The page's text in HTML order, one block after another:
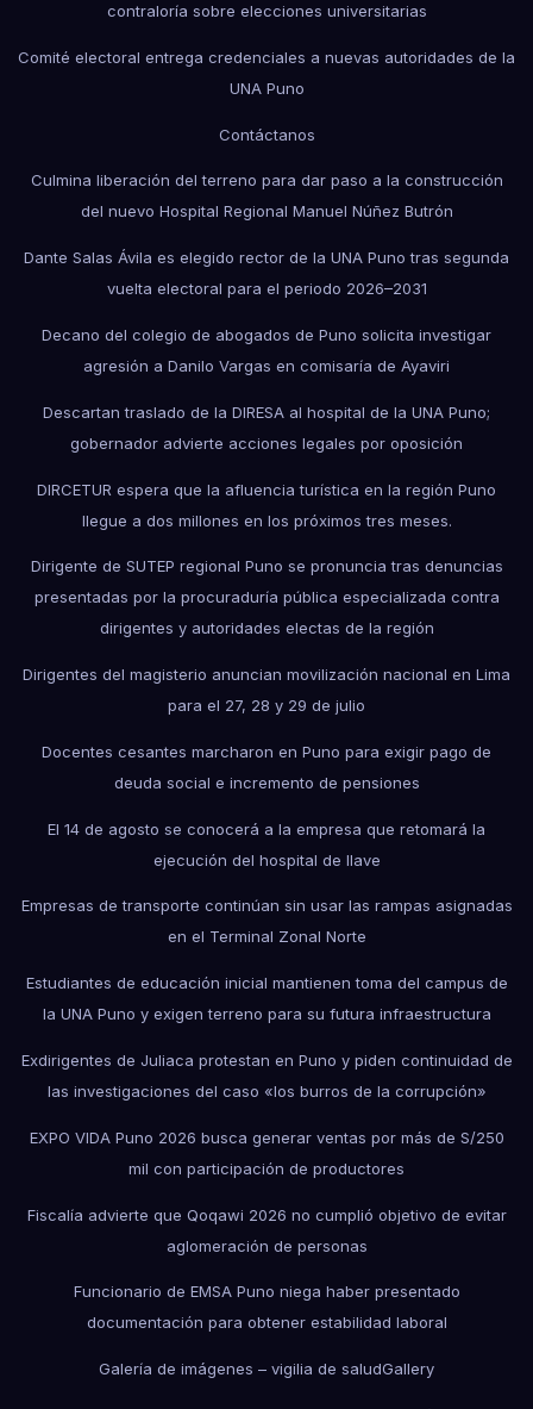
contraloría sobre elecciones universitarias
Comité electoral entrega credenciales a nuevas autoridades de la
UNA Puno
Contáctanos
Culmina liberación del terreno para dar paso a la construcción
del nuevo Hospital Regional Manuel Núñez Butrón
Dante Salas Ávila es elegido rector de la UNA Puno tras segunda
vuelta electoral para el periodo 2026–2031
Decano del colegio de abogados de Puno solicita investigar
agresión a Danilo Vargas en comisaría de Ayaviri
Descartan traslado de la DIRESA al hospital de la UNA Puno;
gobernador advierte acciones legales por oposición
DIRCETUR espera que la afluencia turística en la región Puno
llegue a dos millones en los próximos tres meses.
Dirigente de SUTEP regional Puno se pronuncia tras denuncias
presentadas por la procuraduría pública especializada contra
dirigentes y autoridades electas de la región
Dirigentes del magisterio anuncian movilización nacional en Lima
para el 27, 28 y 29 de julio
Docentes cesantes marcharon en Puno para exigir pago de
deuda social e incremento de pensiones
El 14 de agosto se conocerá a la empresa que retomará la
ejecución del hospital de Ilave
Empresas de transporte continúan sin usar las rampas asignadas
en el Terminal Zonal Norte
Estudiantes de educación inicial mantienen toma del campus de
la UNA Puno y exigen terreno para su futura infraestructura
Exdirigentes de Juliaca protestan en Puno y piden continuidad de
las investigaciones del caso «los burros de la corrupción»
EXPO VIDA Puno 2026 busca generar ventas por más de S/250
mil con participación de productores
Fiscalía advierte que Qoqawi 2026 no cumplió objetivo de evitar
aglomeración de personas
Funcionario de EMSA Puno niega haber presentado
documentación para obtener estabilidad laboral
Galería de imágenes – vigilia de saludGallery